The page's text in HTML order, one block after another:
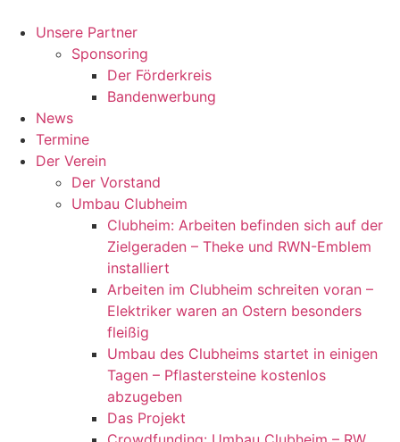
Inhalt
springen
Unsere Partner
Sponsoring
Der Förderkreis
Bandenwerbung
News
Termine
Der Verein
Der Vorstand
Umbau Clubheim
Clubheim: Arbeiten befinden sich auf der
Zielgeraden – Theke und RWN-Emblem
installiert
Arbeiten im Clubheim schreiten voran –
Elektriker waren an Ostern besonders
fleißig
Umbau des Clubheims startet in einigen
Tagen – Pflastersteine kostenlos
abzugeben
Das Projekt